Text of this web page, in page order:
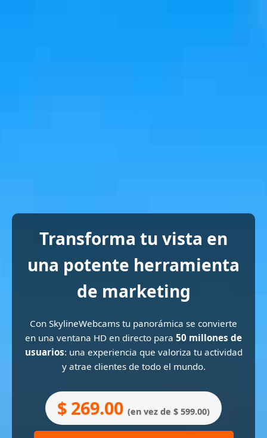
Transforma tu vista en
una potente herramienta
de marketing
Con SkylineWebcams tu panorámica se convierte
en una ventana HD en directo para 50 millones de
usuarios: una experiencia que valoriza tu actividad
y atrae clientes de todo el mundo.
$ 269.00 (en vez de $ 599.00)